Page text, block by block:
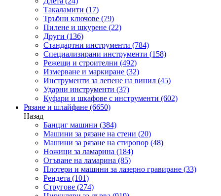
Такаламити (17)
Тръбни ключове (79)
Пилене и шкурене (22)
Други (136)
Стандартни инструменти (784)
Специализирани инструменти (158)
Режещи и строителни (492)
Измерване и маркиране (32)
Инструменти за лепене на винил (45)
Ударни инструменти (37)
Куфари и шкафове с инструменти (602)
Рязане и шлайфане (6650)
Назад
Банциг машини (384)
Машини за рязане на стени (20)
Машини за рязане на стиропор (48)
Ножици за ламарина (184)
Огъване на ламарина (85)
Плотери и машини за лазерно гравиране (33)
Рендета (101)
Стругове (274)